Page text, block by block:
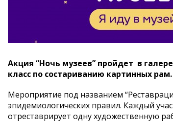
Акция “Ночь музеев” пройдет в
класс по состариванию картинных рам.
Мероприятие под названием
эпидемиологических правил. Каждый
отреставрирует одну художественную